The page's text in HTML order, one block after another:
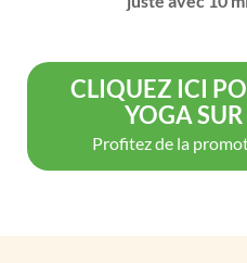
CLIQUEZ ICI
YOGA
Profitez de la